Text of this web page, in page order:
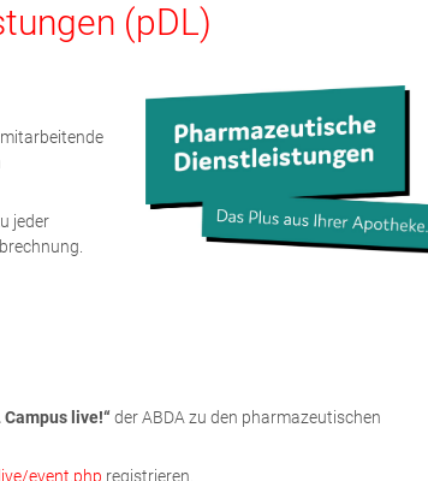
(pDL)
jeder
Campus live!“ der ABDA zu den pharmazeutischen
event.php registrieren.